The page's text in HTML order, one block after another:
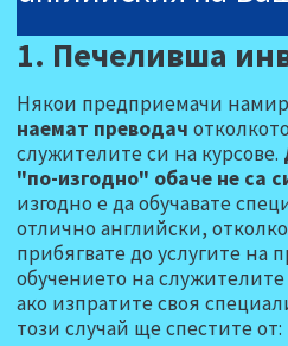
1. Печеливша
Някои предприемачи
наемат преводач
служителите си на курсове.
"по-изгодно" обаче не са
изгодно е да обучавате
отлично английски,
прибягвате до услугите на
обучението на
ако изпратите своя
този случай ще спестите от: